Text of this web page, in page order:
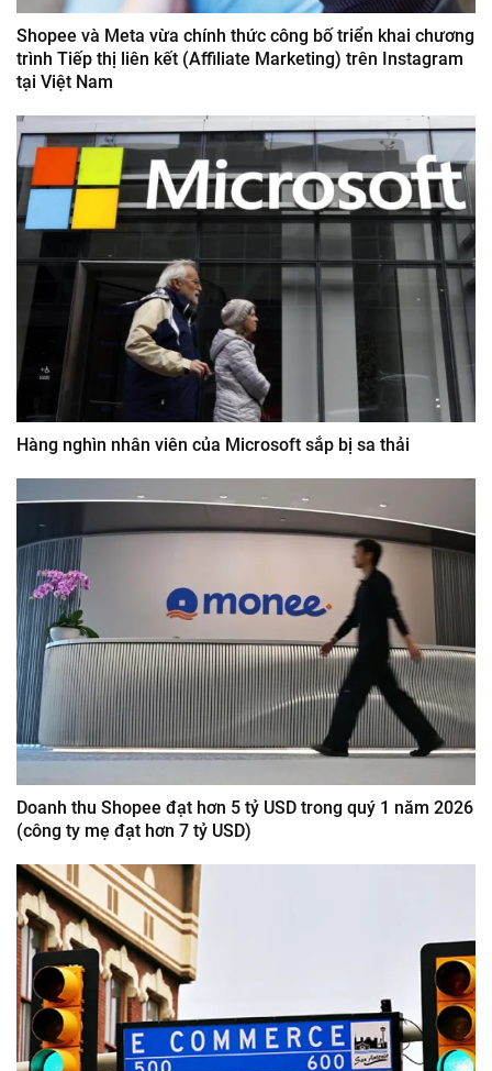
Shopee và Meta vừa chính thức công bố triển khai chương
trình Tiếp thị liên kết (Affiliate Marketing) trên Instagram
tại Việt Nam
Hàng nghìn nhân viên của Microsoft sắp bị sa thải
Doanh thu Shopee đạt hơn 5 tỷ USD trong quý 1 năm 2026
(công ty mẹ đạt hơn 7 tỷ USD)